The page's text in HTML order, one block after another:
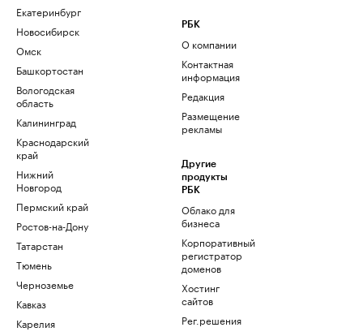
Екатеринбург
Новосибирск
Омск
Башкортостан
Вологодская
область
Калининград
Краснодарский
край
Нижний
Новгород
Пермский край
Ростов-на-Дону
Татарстан
Тюмень
Черноземье
Кавказ
Карелия
РБК
О компании
Контактная
информация
Редакция
Размещение
рекламы
Другие
продукты
РБК
Облако для
бизнеса
Корпоративный
регистратор
доменов
Хостинг
сайтов
Рег.решения